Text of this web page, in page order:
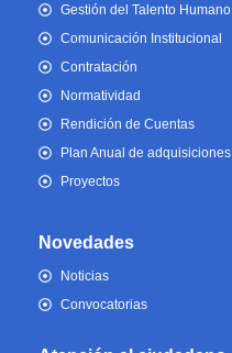
Gestión del Talento Humano
Comunicación Institucional
Contratación
Normatividad
Rendición de Cuentas
Plan Anual de adquisiciones
Proyectos
Novedades
Noticias
Convocatorias